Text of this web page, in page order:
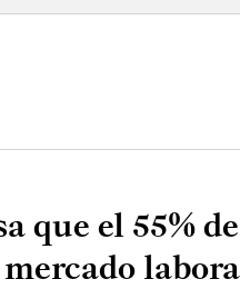
que el 55%